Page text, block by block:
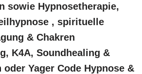
sowie Hypnosetherapie,
, spirituelle
& Chakren
K4A, Soundhealing &
oder Yager Code Hypnose &